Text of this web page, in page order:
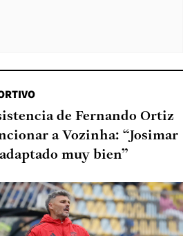
de Fernando Ortiz
a Vozinha: “Josimar
muy bien”